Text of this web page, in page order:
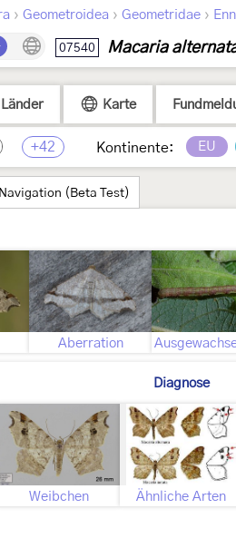
› Geometroidea › Geometridae ›
07540 Macaria
Länder Karte
+42 Kontinente: EU
(Beta Test)
Aberration
Diagnose
Weibchen Ähnliche Arten